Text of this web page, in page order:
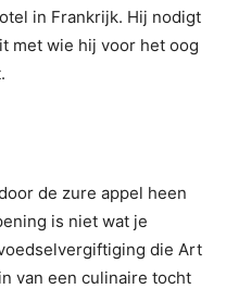
in Frankrijk. Hij nodigt
met wie hij voor het oog
de zure appel heen
is niet wat je
die Art
van een culinaire tocht